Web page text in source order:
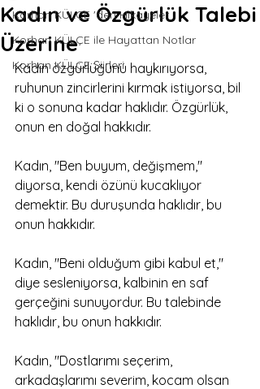
Korhan KÜLÇE 'den Hikayeler
Korhan KÜLÇE ile Hayattan Notlar
Korhan KÜLÇE Şiirleri
Kadın ve Özgürlük Talebi
Üzerine
Kadın özgürlüğünü haykırıyorsa,
ruhunun zincirlerini kırmak istiyorsa, bil
ki o sonuna kadar haklıdır. Özgürlük,
onun en doğal hakkıdır.
Kadın, "Ben buyum, değişmem,"
diyorsa, kendi özünü kucaklıyor
demektir. Bu duruşunda haklıdır, bu
onun hakkıdır.
Kadın, "Beni olduğum gibi kabul et,"
diye sesleniyorsa, kalbinin en saf
gerçeğini sunuyordur. Bu talebinde
haklıdır, bu onun hakkıdır.
Kadın, "Dostlarımı seçerim,
arkadaşlarımı severim, kocam olsan